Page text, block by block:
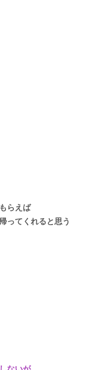
らえば
ってくれると思う